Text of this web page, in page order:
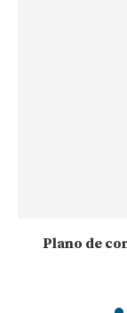
Plano de